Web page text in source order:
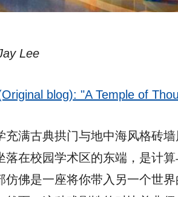
Lee
blog): "A Temple of
充满古典拱门与地中海风格砖
落在校园学术区的东端，是计
仿佛是一座将你带入另一个世